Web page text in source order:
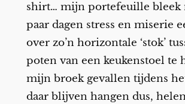
shirt… mijn portefeuille bleek
paar dagen stress en miserie
over zo’n horizontale ‘stok’
poten van een keukenstoel te
mijn broek gevallen tijdens
daar blijven hangen dus,